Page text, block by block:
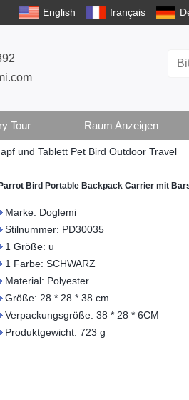
English français
Tour Raum Anzeigen
und Tablett Pet Bird Outdoor Travel
Parrot Bird Portable Backpack Carrier mit
Marke: Doglemi
Stilnummer: PD30035
1 Größe: u
1 Farbe: SCHWARZ
Material: Polyester
Größe: 28 * 28 * 38 cm
Verpackungsgröße: 38 * 28 * 6CM
Produktgewicht: 723 g